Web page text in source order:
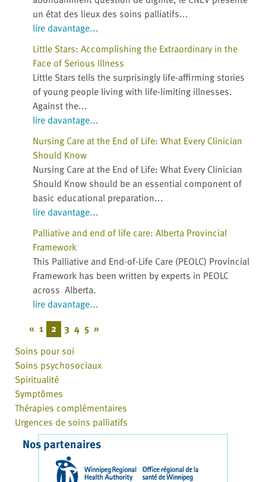
un état des lieux des soins palliatifs...
lire davantage...
Little Stars: Accomplishing the Extraordinary in the
Face of Serious Illness
Little Stars tells the surprisingly life-affirming stories
of young people living with life-limiting illnesses.
Against the...
lire davantage...
Nursing Care at the End of Life: What Every Clinician
Should Know
Nursing Care at the End of Life: What Every Clinician
Should Know should be an essential component of
basic educational preparation...
lire davantage...
Palliative and end of life care: Alberta Provincial
Framework
This Palliative and End-of-Life Care (PEOLC) Provincial
Framework has been written by experts in PEOLC
across Alberta.
lire davantage...
« 1 2 3 4 5 »
Soins pour soi
Soins psychosociaux
Spiritualité
Symptômes
Thérapies complémentaires
Urgences de soins palliatifs
Nos partenaires